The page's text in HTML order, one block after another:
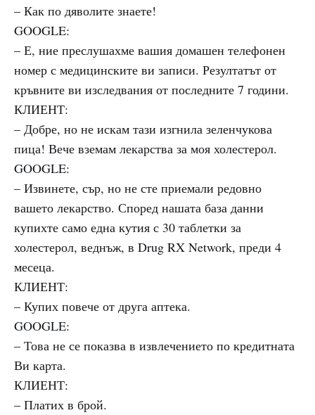
– Как по дяволите знаете!
GOOGLE:
– Е, ние преслушахме вашия домашен телефонен
номер с медицинските ви записи. Резултатът от
кръвните ви изследвания от последните 7 години.
КЛИЕНТ:
– Добре, но не искам тази изгнила зеленчукова
пица! Вече вземам лекарства за моя холестерол.
GOOGLE:
– Извинете, сър, но не сте приемали редовно
вашето лекарство. Според нашата база данни
купихте само една кутия с 30 таблетки за
холестерол, веднъж, в Drug RX Network, преди 4
месеца.
КЛИЕНТ:
– Купих повече от друга аптека.
GOOGLE:
– Това не се показва в извлечението по кредитната
Ви карта.
КЛИЕНТ:
– Платих в брой.